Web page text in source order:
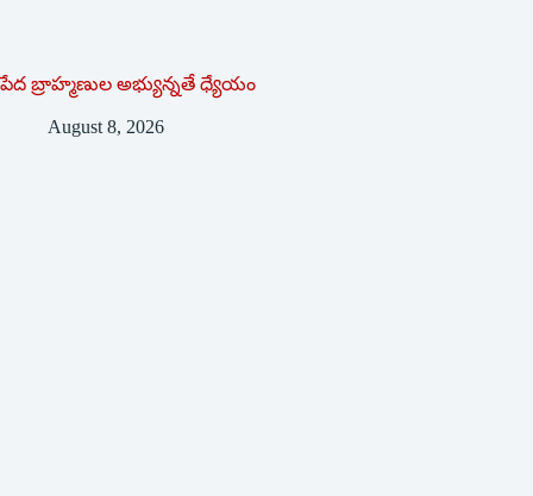
పేద బ్రాహ్మణుల అభ్యున్నతే ధ్యేయం
August 8, 2026